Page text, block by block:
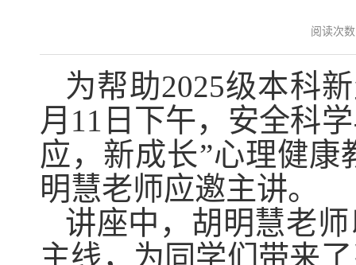
阅读次
为帮助2025级本科
月 11 日下午，安全科
应，新成长”心理健康
明慧老师应邀主讲。
讲座中，胡明慧老
主线，为同学们带来